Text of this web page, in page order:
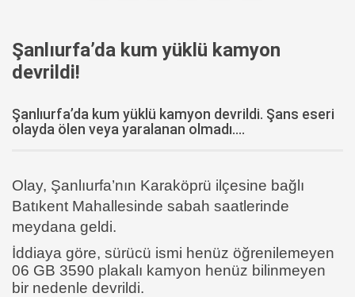
Şanlıurfa’da kum yüklü kamyon
devrildi!
Şanlıurfa’da kum yüklü kamyon devrildi. Şans eseri
olayda ölen veya yaralanan olmadı....
Olay, Şanlıurfa’nın Karaköprü ilçesine bağlı
Batıkent Mahallesinde sabah saatlerinde
meydana geldi.
İddiaya göre, sürücü ismi henüz öğrenilemeyen
06 GB 3590 plakalı kamyon henüz bilinmeyen
bir nedenle devrildi.